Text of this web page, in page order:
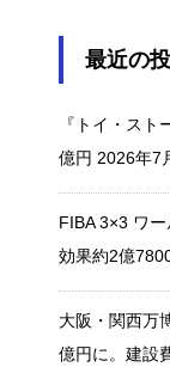
最近の
『トイ・ス
億円 2026年7
FIBA 3×3 ワ
効果約2億
大阪・関西万
億円に。建設